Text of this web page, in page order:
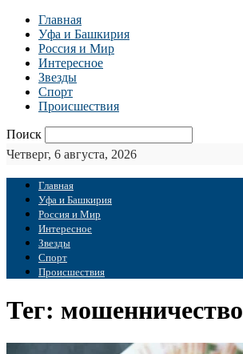
Главная
Уфа и Башкирия
Россия и Мир
Интересное
Звезды
Спорт
Происшествия
Поиск
Четверг, 6 августа, 2026
Главная
Уфа и Башкирия
Россия и Мир
Интересное
Звезды
Спорт
Происшествия
Тег: мошенничество